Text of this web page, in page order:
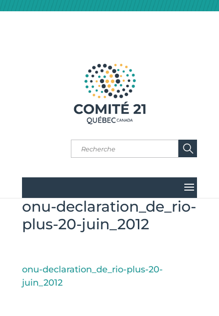
onu-declaration_de_rio-
plus-20-juin_2012
onu-declaration_de_rio-plus-20-
juin_2012